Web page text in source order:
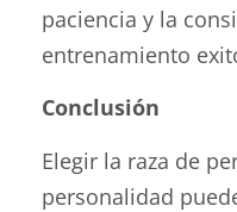
paciencia y la
entrenamiento
Conclusión
Elegir la raza de
personalidad